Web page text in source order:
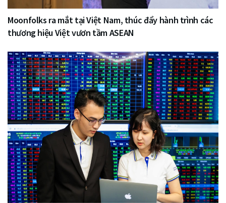
Moonfolks ra mắt tại Việt Nam, thúc đẩy hành trình các
thương hiệu Việt vươn tầm ASEAN